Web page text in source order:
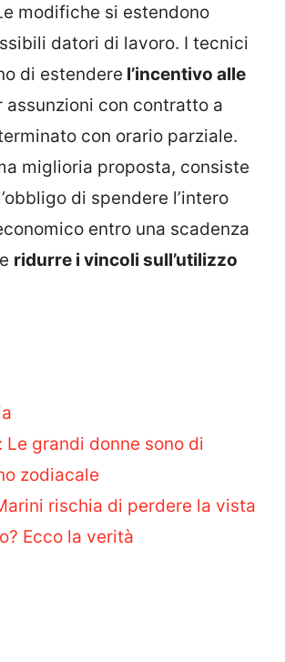
modifiche si estendono
datori di lavoro. I tecnici
di estendere l’incentivo alle
assunzioni con contratto a
con orario parziale.
miglioria proposta, consiste
di spendere l’intero
entro una scadenza
ridurre i vincoli sull’utilizzo
Le grandi donne sono di
zodiacale
rischia di perdere la vista
Ecco la verità